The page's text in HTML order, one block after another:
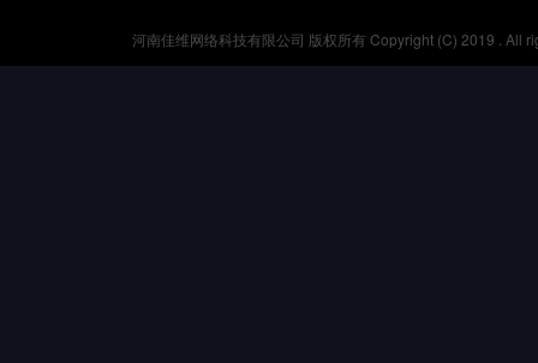
河南佳维网络科技有限公司 版权所有 Copyright (C) 2019 . All